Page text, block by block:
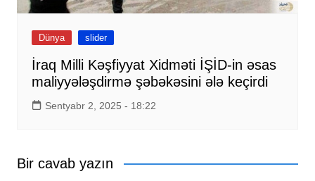
Dünya slider
İraq Milli Kəşfiyyat Xidməti İŞİD-in əsas
maliyyələşdirmə şəbəkəsini ələ keçirdi
Sentyabr 2, 2025 - 18:22
Bir cavab yazın